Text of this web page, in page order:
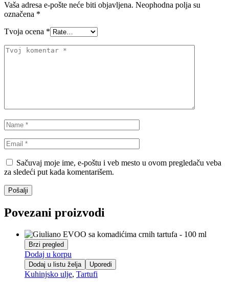
Vaša adresa e-pošte neće biti objavljena. Neophodna polja su
označena *
Tvoja ocena *
Sačuvaj moje ime, e-poštu i veb mesto u ovom pregledaču veba
za sledeći put kada komentarišem.
Povezani proizvodi
Brzi pregled
Dodaj u korpu
Dodaj u listu želja Uporedi
Kuhinjsko ulje, Tartufi